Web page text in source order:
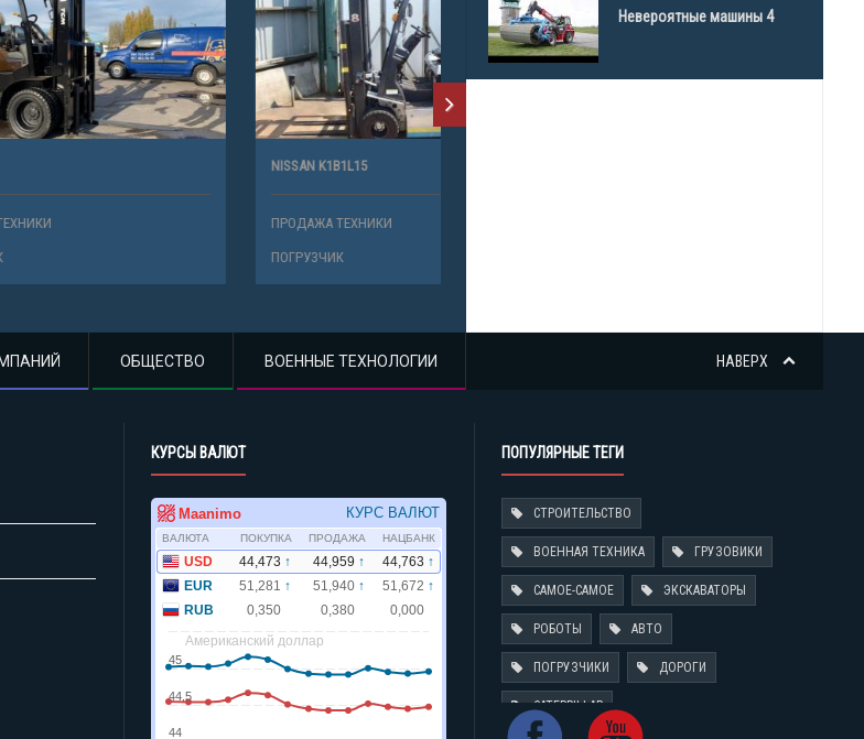
Невероятные машины 4
НАВЕРХ
ОБЩЕСТВО ВОЕННЫЕ ТЕХНОЛОГИИ
КУРСЫ ВАЛЮТ ПОПУЛЯРНЫЕ ТЕГИ
СТРОИТЕЛЬСТВО
ВОЕННАЯ ТЕХНИКА ГРУЗОВИКИ
САМОЕ-САМОЕ ЭКСКАВАТОРЫ
РОБОТЫ АВТО
ПОГРУЗЧИКИ ДОРОГИ
CATERPILLAR